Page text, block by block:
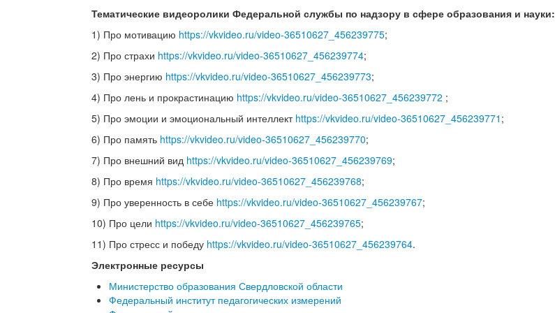
Тематические видеоролики Федеральной службы по надзору в сфере образования и науки:
1) Про мотивацию https://vkvideo.ru/video-36510627_456239775;
2) Про страхи https://vkvideo.ru/video-36510627_456239774;
3) Про энергию https://vkvideo.ru/video-36510627_456239773;
4) Про лень и прокрастинацию https://vkvideo.ru/video-36510627_456239772 ;
5) Про эмоции и эмоциональный интеллект https://vkvideo.ru/video-36510627_456239771 ;
6) Про память https://vkvideo.ru/video-36510627_456239770;
7) Про внешний вид https://vkvideo.ru/video-36510627_456239769;
8) Про время https://vkvideo.ru/video-36510627_456239768;
9) Про уверенность в себе https://vkvideo.ru/video-36510627_456239767;
10) Про цели https://vkvideo.ru/video-36510627_456239765;
11) Про стресс и победу https://vkvideo.ru/video-36510627_456239764.
Электронные ресурсы
Министерство образования Свердловской области
Федеральный институт педагогических измерений